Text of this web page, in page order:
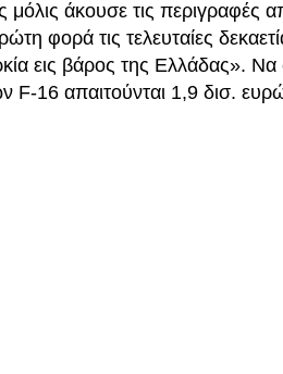
άκουσε τις περιγραφές
φορά τις τελευταίες
εις βάρος της Ελλάδας». Να
F-16 απαιτούνται 1,9 δισ.